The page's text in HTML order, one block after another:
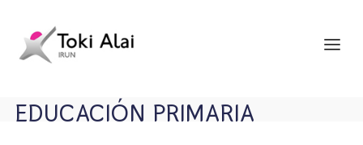
EDUCACIÓN PRIMARIA